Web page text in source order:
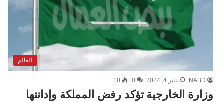
العالم
NABD يناير 4, 2024 0
10
وزارة الخارجية تؤكد رفض المملكة وإدانتها